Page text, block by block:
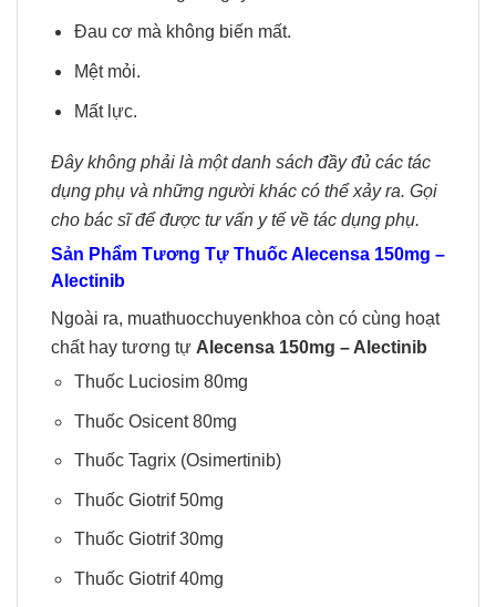
Đau cơ mà không biến mất.
Mệt mỏi.
Mất lực.
Đây không phải là một danh sách đầy đủ các tác
dụng phụ và những người khác có thể xảy ra. Gọi
cho bác sĩ để được tư vấn y tế về tác dụng phụ.
Sản Phẩm Tương Tự Thuốc Alecensa 150mg –
Alectinib
Ngoài ra, muathuocchuyenkhoa còn có cùng hoạt
chất hay tương tự Alecensa 150mg – Alectinib
Thuốc Luciosim 80mg
Thuốc Osicent 80mg
Thuốc Tagrix (Osimertinib)
Thuốc Giotrif 50mg
Thuốc Giotrif 30mg
Thuốc Giotrif 40mg